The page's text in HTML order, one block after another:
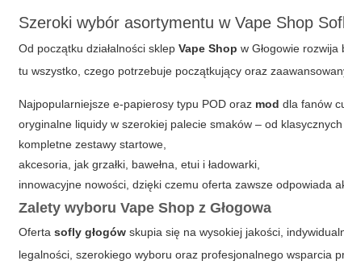
Szeroki wybór asortymentu w Vape Shop
Od początku działalności sklepVape Shop w Głogowie
tu wszystko, czego potrzebuje początkujący oraz
Najpopularniejsze e-papierosy typu POD oraz mod dla fanów
oryginalne liquidy w szerokiej palecie smaków – od
kompletne zestawy startowe,
akcesoria, jak grzałki, bawełna, etui i ładowarki,
innowacyjne nowości, dzięki czemu oferta zawsze odpowiada
Zalety wyboru Vape Shop z Głogowa
Ofertasofly głogów skupia się na wysokiej jakości,
legalności, szerokiego wyboru oraz profesjonalnego wsparcia